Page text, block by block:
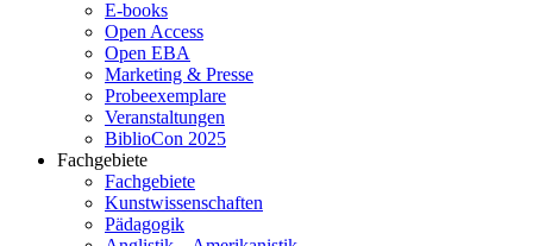
E-books
Open Access
Open EBA
Marketing & Presse
Probeexemplare
Veranstaltungen
BiblioCon 2025
Fachgebiete
Fachgebiete
Kunstwissenschaften
Pädagogik